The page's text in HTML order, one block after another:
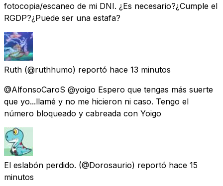
fotocopia/escaneo de mi DNI. ¿Es necesario?¿Cumple el
RGDP?¿Puede ser una estafa?
Ruth (@ruthhumo) reportó hace 13 minutos
@AlfonsoCaroS @yoigo Espero que tengas más suerte
que yo...llamé y no me hicieron ni caso. Tengo el
número bloqueado y cabreada con Yoigo
El eslabón perdido. (@Dorosaurio) reportó hace 15
minutos